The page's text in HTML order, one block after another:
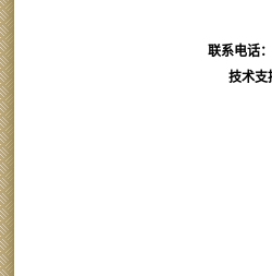
联系电话
技术支